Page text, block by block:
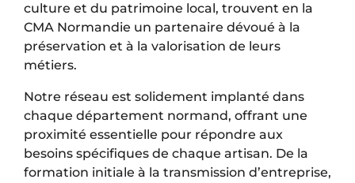
culture et du patrimoine local, trouvent en la
CMA Normandie un partenaire dévoué à la
préservation et à la valorisation de leurs
métiers.
Notre réseau est solidement implanté dans
chaque département normand, offrant une
proximité essentielle pour répondre aux
besoins spécifiques de chaque artisan. De la
formation initiale à la transmission d’entreprise,